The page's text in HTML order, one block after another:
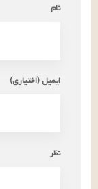
نام
ایمیل (اختیاری)
نظر